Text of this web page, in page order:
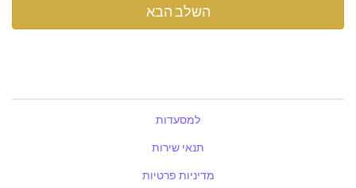
למסעדות
תנאי שירות
מדיניות פרטיות